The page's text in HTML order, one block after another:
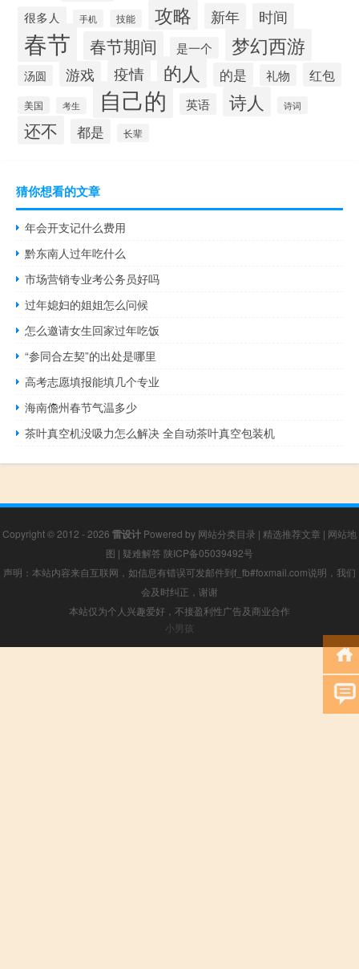
很多人 手机 技能 攻略 新年 时间
春节 春节期间 是一个 梦幻西游
汤圆 游戏 疫情 的人 的是 礼物 红包
美国 考生 自己的 英语 诗人 诗词
还不 都是 长辈
猜你想看的文章
年会开支记什么费用
黔东南人过年吃什么
市场营销专业考公务员好吗
过年媳妇的姐姐怎么问候
怎么邀请女生回家过年吃饭
“参同合左契”的出处是哪里
高考志愿填报能填几个专业
海南儋州春节气温多少
茶叶真空机没吸力怎么解决 全自动茶叶真空包装机
Copyright © 2012 - 2026 雷设计 Powered by 网站分类目录 | 精选推荐文章 | 网站地
图 | 疑难解答 陕ICP备05039492号
声明：本站内容来自互联网，如信息有错误可发邮件到f_fb#foxmail.com说明，我们
会及时纠正，谢谢
本站仅为个人兴趣爱好，不接盈利性广告及商业合作
小男孩